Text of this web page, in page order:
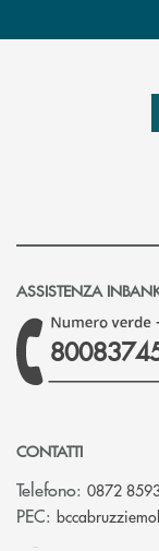
ASSISTENZA
CONTATTI
Telefono: 0872
PEC: